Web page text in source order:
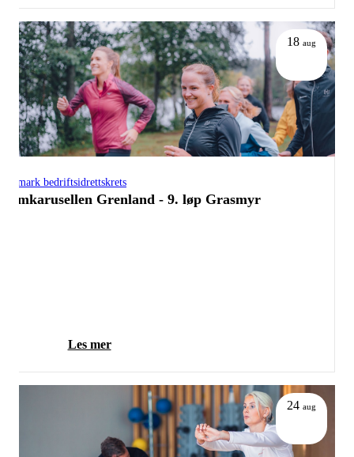
bedriftsidrettskrets
Grenland - 9. løp Grasmyr
Les mer
18 aug
24 aug